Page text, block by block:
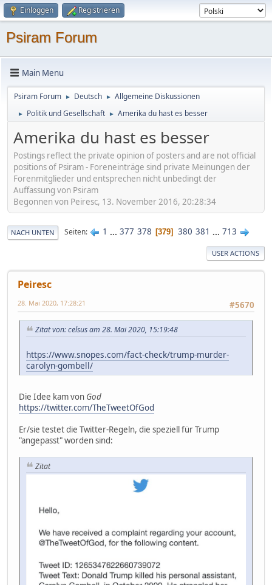
Einloggen Registrieren
Psiram Forum
Main Menu
Psiram Forum ► Deutsch ► Allgemeine Diskussionen
► Politik und Gesellschaft ► Amerika du hast es besser
Amerika du hast es besser
Postings reflect the private opinion of posters and are not official
positions of Psiram - Foreneinträge sind private Meinungen der
Forenmitglieder und entsprechen nicht unbedingt der
Auffassung von Psiram
Begonnen von Peiresc, 13. November 2016, 20:28:34
NACH UNTEN Seiten 1 ... 377 378 379 380 381 ... 713
USER ACTIONS
Peiresc
#5670
28. Mai 2020, 17:28:21
Zitat von: celsus am 28. Mai 2020, 15:19:48
https://www.snopes.com/fact-check/trump-murder-
carolyn-gombell/
Die Idee kam von God
https://twitter.com/TheTweetOfGod
Er/sie testet die Twitter-Regeln, die speziell für Trump
"angepasst" worden sind:
Zitat